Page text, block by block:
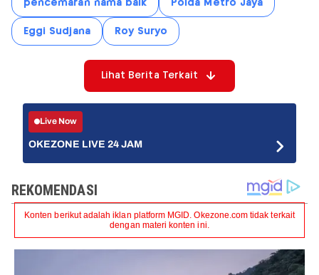
pencemaran nama baik Polda Metro Jaya
Eggi Sudjana Roy Suryo
Lihat Berita Terkait
Live Now
OKEZONE LIVE 24 JAM